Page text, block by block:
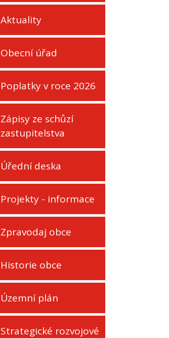
Aktuality
Obecní úřad
Poplatky v roce 2026
Zápisy ze schůzí
zastupitelstva
Úřední deska
Projekty - informace
Zpravodaj obce
Historie obce
Územní plán
Strategické rozvojové